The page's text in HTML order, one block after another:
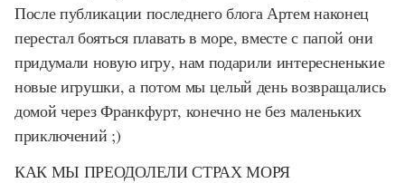
После публикации последнего блога Артем наконец
перестал бояться плавать в море, вместе с папой они
придумали новую игру, нам подарили интересненькие
новые игрушки, а потом мы целый день возвращались
домой через Франкфурт, конечно не без маленьких
приключений ;)
КАК МЫ ПРЕОДОЛЕЛИ СТРАХ МОРЯ